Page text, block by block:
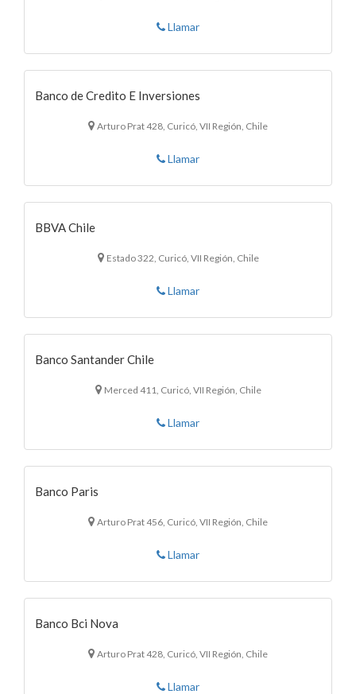
Llamar
Banco de Credito E Inversiones
Arturo Prat 428, Curicó, VII Región, Chile
Llamar
BBVA Chile
Estado 322, Curicó, VII Región, Chile
Llamar
Banco Santander Chile
Merced 411, Curicó, VII Región, Chile
Llamar
Banco Paris
Arturo Prat 456, Curicó, VII Región, Chile
Llamar
Banco Bci Nova
Arturo Prat 428, Curicó, VII Región, Chile
Llamar